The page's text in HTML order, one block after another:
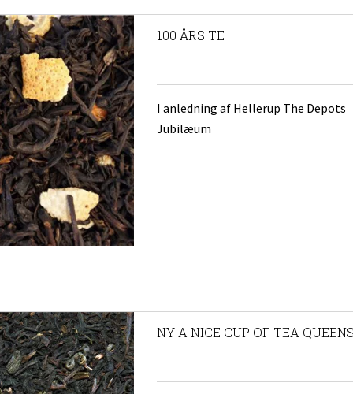
100 ÅRS TE
I anledning af Hellerup The Depots
Jubilæum
NY A NICE CUP OF TEA